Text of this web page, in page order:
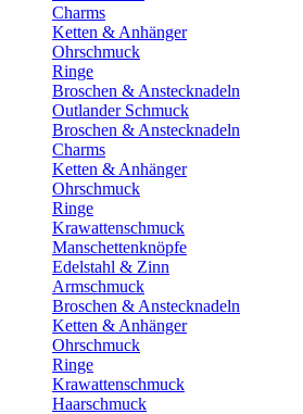
Charms
Ketten & Anhänger
Ohrschmuck
Ringe
Broschen & Anstecknadeln
Outlander Schmuck
Broschen & Anstecknadeln
Charms
Ketten & Anhänger
Ohrschmuck
Ringe
Krawattenschmuck
Manschettenknöpfe
Edelstahl & Zinn
Armschmuck
Broschen & Anstecknadeln
Ketten & Anhänger
Ohrschmuck
Ringe
Krawattenschmuck
Haarschmuck